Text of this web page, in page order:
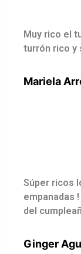
Muy rico el
turrón rico y
Mariela
Súper ricos
empanadas
del
Ginger